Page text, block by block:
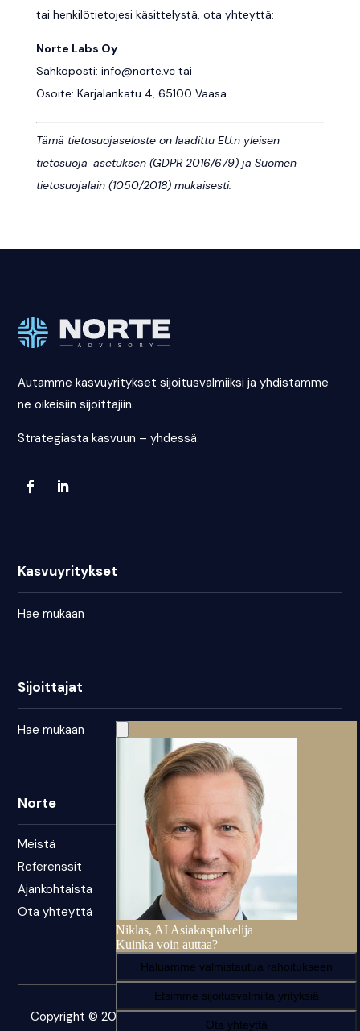
tai henkilötietojesi käsittelystä, ota yhteyttä:
Norte Labs Oy
Sähköposti: info@norte.vctai
Osoite: Karjalankatu 4, 65100 Vaasa
Tämä tietosuojaseloste on laadittu EU:n yleisen
tietosuoja-asetuksen (GDPR 2016/679) ja Suomen
tietosuojalain (1050/2018) mukaisesti.
Autamme kasvuyritykset sijoitusvalmiiksi ja yhdistämme
ne oikeisiin sijoittajiin.
Strategiasta kasvuun – yhdessä.
Kasvuyritykset
Hae mukaan
Sijoittajat
Hae mukaan
Norte
Meistä
Referenssit
Ajankohtaista
Ota yhteyttä
Copyright © 2026 – Norte. Kaikki oikeudet pidätetään.